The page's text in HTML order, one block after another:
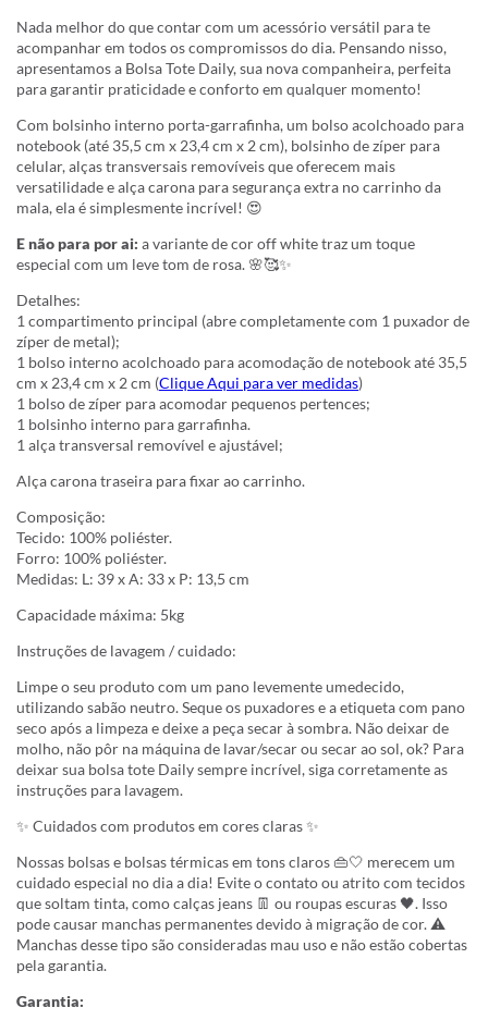
Nada melhor do que contar com um acessório versátil para te
acompanhar em todos os compromissos do dia. Pensando nisso,
apresentamos a Bolsa Tote Daily, sua nova companheira, perfeita
para garantir praticidade e conforto em qualquer momento!
Com bolsinho interno porta-garrafinha, um bolso acolchoado para
notebook (até 35,5 cm x 23,4 cm x 2 cm), bolsinho de zíper para
celular, alças transversais removíveis que oferecem mais
versatilidade e alça carona para segurança extra no carrinho da
mala, ela é simplesmente incrível! 😍
E não para por ai: a variante de cor off white traz um toque
especial com um leve tom de rosa. 🌸🥰✨
Detalhes:
1 compartimento principal (abre completamente com 1 puxador de
zíper de metal);
1 bolso interno acolchoado para acomodação de notebook até 35,5
cm x 23,4 cm x 2 cm (Clique Aqui para ver medidas)
1 bolso de zíper para acomodar pequenos pertences;
1 bolsinho interno para garrafinha.
1 alça transversal removível e ajustável;
Alça carona traseira para fixar ao carrinho.
Composição:
Tecido: 100% poliéster.
Forro: 100% poliéster.
Medidas: L: 39 x A: 33 x P: 13,5 cm
Capacidade máxima: 5kg
Instruções de lavagem / cuidado:
Limpe o seu produto com um pano levemente umedecido,
utilizando sabão neutro. Seque os puxadores e a etiqueta com pano
seco após a limpeza e deixe a peça secar à sombra. Não deixar de
molho, não pôr na máquina de lavar/secar ou secar ao sol, ok? Para
deixar sua bolsa tote Daily sempre incrível, siga corretamente as
instruções para lavagem.
✨ Cuidados com produtos em cores claras ✨
Nossas bolsas e bolsas térmicas em tons claros 👜🤍 merecem um
cuidado especial no dia a dia! Evite o contato ou atrito com tecidos
que soltam tinta, como calças jeans 👖 ou roupas escuras 🖤. Isso
pode causar manchas permanentes devido à migração de cor. ⚠️
Manchas desse tipo são consideradas mau uso e não estão cobertas
pela garantia.
Garantia: